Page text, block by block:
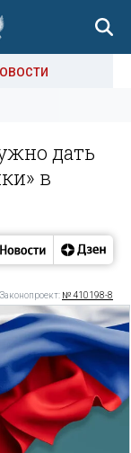
дать
в
Законопроект: № 410198-8